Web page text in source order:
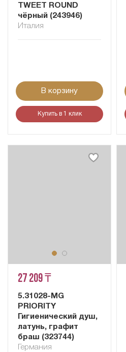
TWEET ROUND
чёрный (243946)
Италия
В корзину
Купить в 1 клик
27 209 ₸
5.31028-MG
PRIORITY
Гигиенический душ,
латунь, графит
браш (323744)
Германия